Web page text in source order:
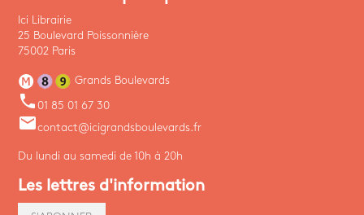
Ici Librairie
25 Boulevard Poissonnière
75002 Paris
Grands Boulevards
phone 01 85 01 67 30
emailcontact@icigrandsboulevards.fr
Du lundi au samedi de 10h à 20h
Les lettres d'information